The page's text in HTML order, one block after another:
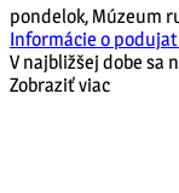
pondelok, Múzeum
Informácie o
V najbližšej dobe sa
Zobraziť viac